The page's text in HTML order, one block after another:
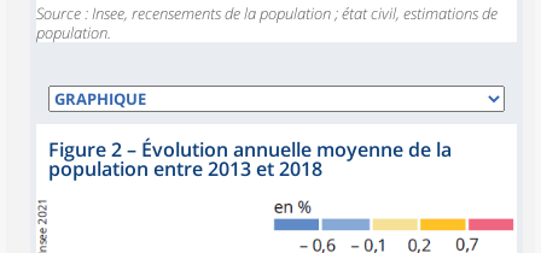
Source : Insee, recensements de la population ; état civil, estimations de
population.
Figure 2– Évolution annuelle moyenne de la
population entre 2013 et 2018